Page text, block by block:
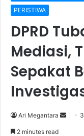
PERISTIWA
DPRD
Mediasi,
Sepakat
Ari Megantara
2 minutes read